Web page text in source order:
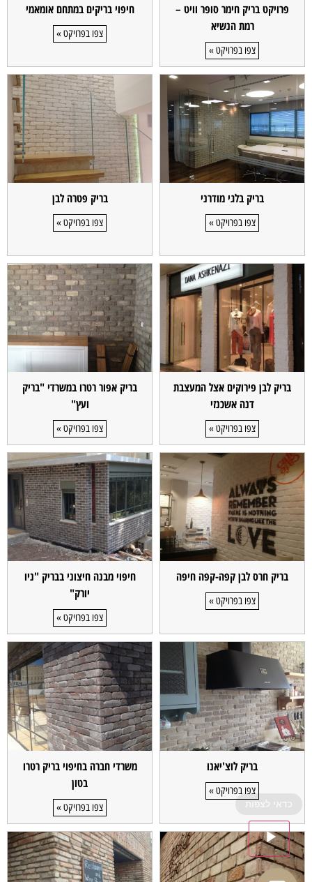
פרויקט בריק חימר סופר וויט –
רמת הנשיא
צפו בפרויקט »
חיפוי בריקים במתחם אומאמי
צפו בפרויקט »
בריק בלגי מודרני
צפו בפרויקט »
בריק פטרה לבן
צפו בפרויקט »
בריק לבן פירוקים אצל המעצבת
דנה אשכנזי
צפו בפרויקט »
בריק אפור רטרו במשרדי "בריק
ועץ"
צפו בפרויקט »
בריק חרס לבן קפה-קפה חיפה
צפו בפרויקט »
חיפוי מבנה חיצוני בבריק "ניו
יורק"
צפו בפרויקט »
בריק לוצ'יאנו
צפו בפרויקט »
משרדי חברה בחיפוי בריק רטרו
בטון
צפו בפרויקט »